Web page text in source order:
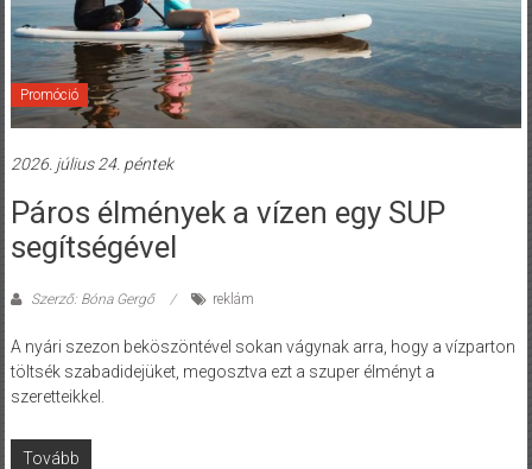
Promóció
2026. július 24. péntek
Páros élmények a vízen egy SUP
segítségével
Szerző: Bóna Gergő reklám
A nyári szezon beköszöntével sokan vágynak arra, hogy a vízparton
töltsék szabadidejüket, megosztva ezt a szuper élményt a
szeretteikkel.
Tovább